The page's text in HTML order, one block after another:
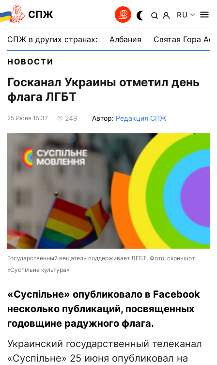
СПЖ RU
СПЖ в других странах: Албания Святая Гора
НОВОСТИ
Госканал Украины отметил день
флага ЛГБТ
25 Июня 15:37 249 Автор: Редакция СПЖ
Государственный вещатель поддерживает ЛГБТ. Фото: скриншот
«Суспільне культура»
«Суспільне» опубликовало в Facebook
несколько публикаций, посвященных
годовщине радужного флага.
Украинский государственный телеканал
«Суспільне» 25 июня опубликовал на